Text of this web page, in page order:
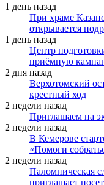
1 день назад
При храме
открывается
1 день назад
Центр
приёмную
2 дня назад
Верхотомский
крестный ход
2 недели назад
Приглашаем на
2 недели назад
В Кемерове
«Помоги
2 недели назад
Паломническая
приглашает